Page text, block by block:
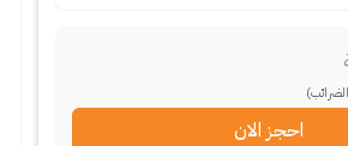
احجز الان